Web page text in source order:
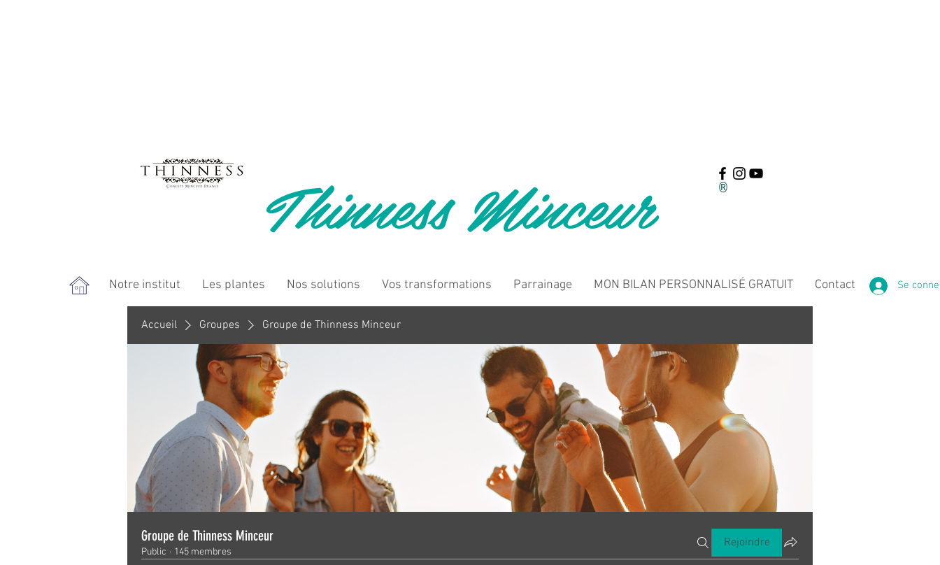
Thinness Minceur ®
Notre institut Les plantes Nos solutions Vos transformations Parrainage MON BILAN PERSONNALISÉ GRATUIT Contact Se
Accueil Groupes Groupe de Thinness Minceur
Groupe de Thinness Minceur
Public · 145 membres
Rejoindre